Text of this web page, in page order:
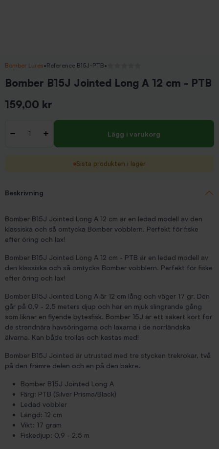
Bomber Lures•Reference B15J-PTB•
Bomber B15J Jointed Long A 12 cm - PTB
159,00 kr
- + Lägg i varukorg
Sista produkten i lager
Beskrivning
Bomber B15J Jointed Long A 12 cm är en ledad modell av den
klassiska och så omtycka Bomber vobblern. Perfekt för fiske
efter öring och lax!
Bomber B15J Jointed Long A 12 cm - PTB är en ledad modell av
den klassiska och så omtycka Bomber vobblern. Perfekt för fiske
efter öring och lax!
Bomber B15J Jointed Long A är 12 cm lång och väger 17 gr. Den
går på 0,9 - 2,5 meters djup och har en mjuk slingrande gång
som liknar en flyende bytesfisk. Bomber 15J är ett säkert kort för
de strandnära havsöringarna och laxarna i de norrländska
älvarna. Kan både trollas och kastas med!
Bomber B15J Jointed är utrustad med tre stycken trekrokar, två
på den främre delen och en på den bakre.
Bomber B15J Jointed Long A
Färg: PTB (Silver Prisma/Black)
Ledad vobbler
Längd: 12 cm
Vikt: 17 gram
Fiskedjup: 0,9 - 2,5 m